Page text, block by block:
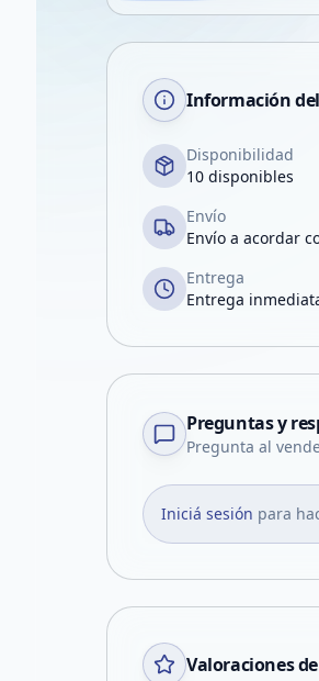
Información
Disponibilidad
10 disponibles
Envío
Envío a acordar
Entrega
Entrega
Preguntas y
Pregunta al
Iniciá sesión para
Valoraciones